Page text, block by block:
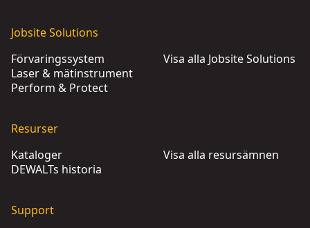
Jobsite Solutions
Förvaringssystem
Laser & mätinstrument
Perform & Protect
Visa alla Jobsite Solutions
Resurser
Kataloger
DEWALTs historia
Visa alla resursämnen
Support